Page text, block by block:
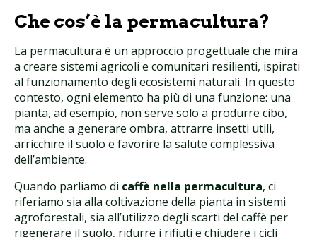
Che cos’è la permacultura?
La permacultura è un approccio progettuale che mira
a creare sistemi agricoli e comunitari resilienti, ispirati
al funzionamento degli ecosistemi naturali. In questo
contesto, ogni elemento ha più di una funzione: una
pianta, ad esempio, non serve solo a produrre cibo,
ma anche a generare ombra, attrarre insetti utili,
arricchire il suolo e favorire la salute complessiva
dell’ambiente.
Quando parliamo di caffè nella permacultura, ci
riferiamo sia alla coltivazione della pianta in sistemi
agroforestali, sia all’utilizzo degli scarti del caffè per
rigenerare il suolo, ridurre i rifiuti e chiudere i cicli